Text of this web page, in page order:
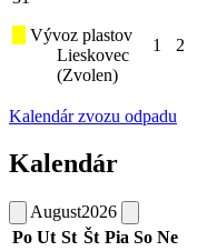
Vývoz plastov
Lieskovec
(Zvolen)
1 2
Kalendár zvozu odpadu
Kalendár
August2026
Po Ut St Št Pia So Ne